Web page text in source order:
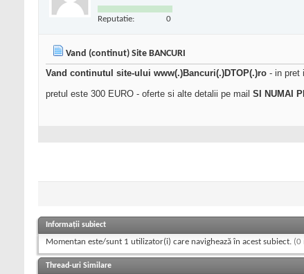
Reputatie: 0
Vand (continut) Site BANCURI
Vand continutul site-ului www(.)Bancuri(.)DTOP(.)ro - in pret
pretul este 300 EURO - oferte si alte detalii pe mail SI NUMAI
Informații subiect
Momentan este/sunt 1 utilizator(i) care navighează în acest subiect. (0
Thread-uri Similare